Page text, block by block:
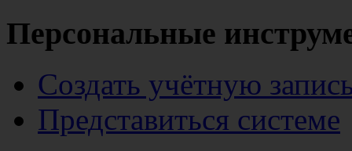
Персональные
Создать учётную
Представиться системе